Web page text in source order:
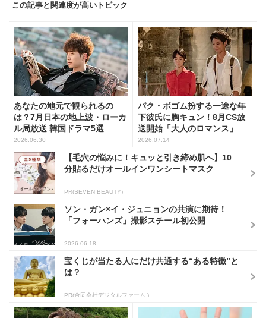
この記事と関連度が高いトピック
あなたの地元で観られるの
は？7月日本の地上波・ローカ
ル局放送 韓国ドラマ5選
2026.06.30
パク・ボゴム扮する一途な年
下彼氏に胸キュン！8月CS放
送開始「大人のロマンス」
韓...
2026.07.14
【毛穴の悩みに！キュッと引き締め肌へ】10
分貼るだけオールインワンシートマスク
PR(SEVEN BEAUTY)
ソン・ガン×イ・ジュニョンの共演に期待！
「フォーハンズ」撮影スチール初公開
2026.06.18
宝くじが当たる人にだけ共通する“ある特徴”と
は？
PR(合同会社デジタルファーム )